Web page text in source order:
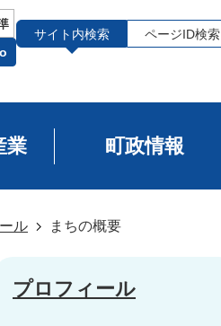
サイト内検索 ページID検索
業 町政情報
ル まちの概要
プロフィール